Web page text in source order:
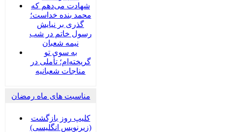
شهادت می‌دهم که
محمد بنده خداست؛
گذری بر نیایش
رسول خاتم در شب
نیمه شعبان
به سوی تو
گریخته‌ام؛ تأملی در
مناجات شعبانیه
مناسبت های ماه رمضان
کلیپ روز بازگشت
(زیرنویس انگلیسی)